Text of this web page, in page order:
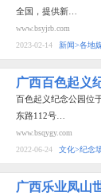
全国，提供新…
www.bsyjrb.com
2023-02-14
新闻>各地
广西百色起义
百色起义纪念公园位
东路112号…
www.bsqygy.com
2022-06-24
文化>纪念
广西乐业凤山